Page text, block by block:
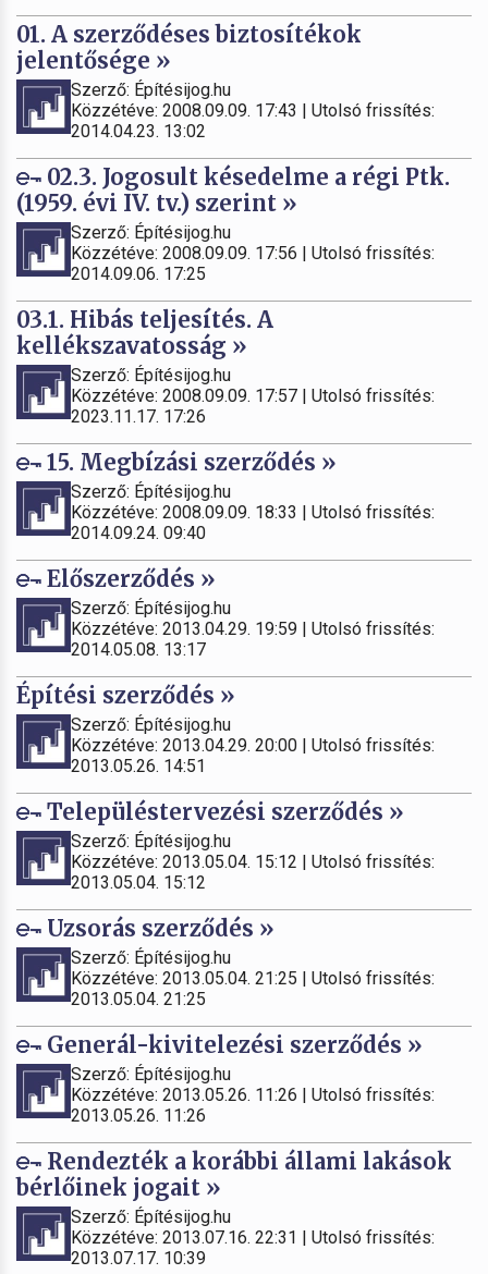
01. A szerződéses biztosítékok
jelentősége »
Szerző: Építésijog.hu
Közzétéve: 2008.09.09. 17:43 | Utolsó frissítés:
2014.04.23. 13:02
02.3. Jogosult késedelme a régi Ptk.
(1959. évi IV. tv.) szerint »
Szerző: Építésijog.hu
Közzétéve: 2008.09.09. 17:56 | Utolsó frissítés:
2014.09.06. 17:25
03.1. Hibás teljesítés. A
kellékszavatosság »
Szerző: Építésijog.hu
Közzétéve: 2008.09.09. 17:57 | Utolsó frissítés:
2023.11.17. 17:26
15. Megbízási szerződés »
Szerző: Építésijog.hu
Közzétéve: 2008.09.09. 18:33 | Utolsó frissítés:
2014.09.24. 09:40
Előszerződés »
Szerző: Építésijog.hu
Közzétéve: 2013.04.29. 19:59 | Utolsó frissítés:
2014.05.08. 13:17
Építési szerződés »
Szerző: Építésijog.hu
Közzétéve: 2013.04.29. 20:00 | Utolsó frissítés:
2013.05.26. 14:51
Településtervezési szerződés »
Szerző: Építésijog.hu
Közzétéve: 2013.05.04. 15:12 | Utolsó frissítés:
2013.05.04. 15:12
Uzsorás szerződés »
Szerző: Építésijog.hu
Közzétéve: 2013.05.04. 21:25 | Utolsó frissítés:
2013.05.04. 21:25
Generál-kivitelezési szerződés »
Szerző: Építésijog.hu
Közzétéve: 2013.05.26. 11:26 | Utolsó frissítés:
2013.05.26. 11:26
Rendezték a korábbi állami lakások
bérlőinek jogait »
Szerző: Építésijog.hu
Közzétéve: 2013.07.16. 22:31 | Utolsó frissítés:
2013.07.17. 10:39